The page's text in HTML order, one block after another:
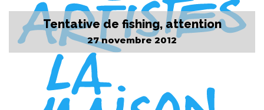
Tentative de fishing, attention
27 novembre 2012